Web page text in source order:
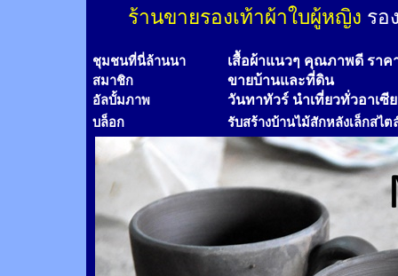
ร้านขายรองเท้าผ้าใบผู้หญิง รอ
ชุมชนที่นี่ล้านนา เสื้อผ้าแนวๆ คุณภาพดี ราค
สมาชิก ขายบ้านและที่ดิน
อัลบั้มภาพ วันทาทัวร์ นำเที่ยวทั่วอาเซี
บล็อก รับสร้างบ้านไม้สักหลังเล็กสไต